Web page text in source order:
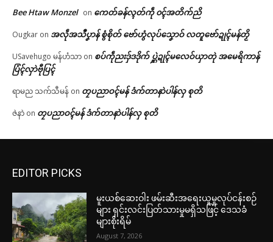
Bee Htaw Monzel on ကေတ်ခန်လ္ၚတ်ကဵု ၀ၚ်အတိက်ညိ
Ougkar on အလဵုအသဳပၞာန် စွံစိုတ် ဗော်ဟွံလုပ်သၞောဝ် လတူဗော်ဍုၚ်မန်တၟိ
USavehugo မန်ဟံသာ on စပ်ကဵုညးဒှ်ဒဒိုက် ပ္ဋဲဍုၚ်မလေဝ်ယှာတုဲ အမေရိကာန်
ပြံၚ်လှာဲဗီုပြၚ်
ရာမည သက်သီမန် on တၠပညာဝၚ်မန် ဒံက်တာနာဲပါန်လှ စုတိ
ဇဲနာဲ on တၠပညာဝၚ်မန် ဒံက်တာနာဲပါန်လှ စုတိ
EDITOR PICKS
မူးယစ်ဆေးဝါး ဖမ်းဆီးအရေးယူမှုလုပ်ငန်းစဉ်
များ ရှင်းလင်းပြတ်သားမှုမရှိသဖြင့် ဒေသခံ
များစိုးရိမ်
August 7, 2026